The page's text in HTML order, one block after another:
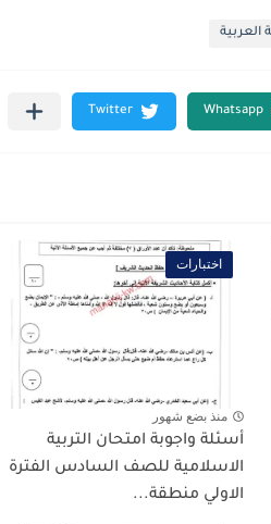
العربية
اختبارات
منذ بضع شهور
أسئلة واجوبة امتحان التربية
الاسلامية للصف السادس الفترة
الاولي منطقة...